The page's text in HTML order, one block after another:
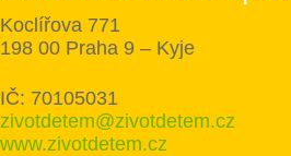
Koclířova 771
198 00 Praha 9 – Kyje
IČ: 70105031
zivotdetem@zivotdetem.cz
www.zivotdetem.cz